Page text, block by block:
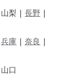
山梨 | 長野 |
兵庫 | 奈良 |
山口